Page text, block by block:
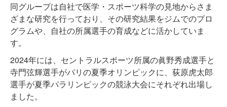
同グループは自社で医学・スポーツ科学の見地からさま
ざまな研究を行っており、その研究結果をジムでのプロ
グラムや、自社の所属選手の育成などに活かしていま
す。
2024年には、セントラルスポーツ所属の眞野秀成選手と
寺門弦輝選手がパリの夏季オリンピックに、荻原虎太郎
選手が夏季パラリンピックの競泳大会にそれぞれ出場し
ました。